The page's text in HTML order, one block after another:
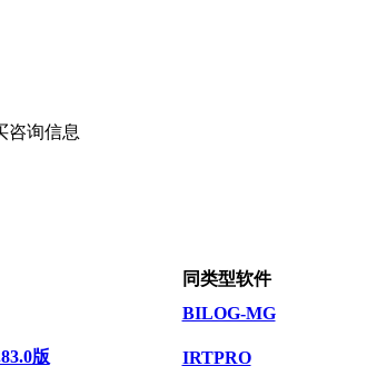
咨询信息
版
同类型软件
BILOG-MG
IRTPRO